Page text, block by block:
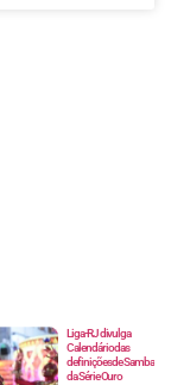
Liga-RJ divulga
Calendário das
definições de Samba
da Série Ouro